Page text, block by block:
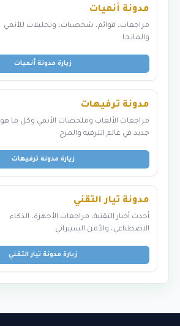
مدونة أنميات
مراجعات، قوائم، شخصيات، وتحليلات للأنمي
والمانجا
زيارة مدونة أنميات
مدونة ترفيهات
مراجعات الألعاب وملخصات الأنمي وكل ما هو
جديد في عالم الترفيه والمرح
زيارة مدونة ترفيهات
مدونة تيار التقني
أحدث أخبار التقنية، مراجعات الأجهزة، الذكاء
الاصطناعي، والأمن السيبراني
زيارة مدونة تيار التقني